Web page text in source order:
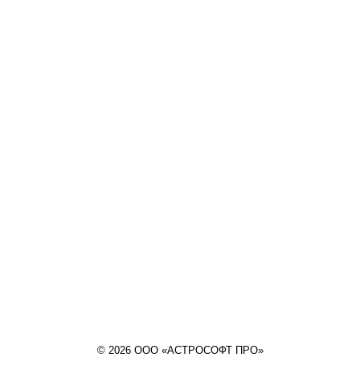
© 2026 ООО «АСТРОСОФТ ПРО»